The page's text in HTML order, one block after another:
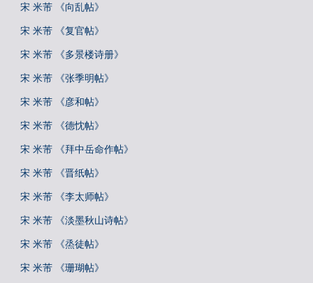
宋 米芾 《向乱帖》
宋 米芾 《复官帖》
宋 米芾 《多景楼诗册》
宋 米芾 《张季明帖》
宋 米芾 《彦和帖》
宋 米芾 《德忱帖》
宋 米芾 《拜中岳命作帖》
宋 米芾 《晋纸帖》
宋 米芾 《李太师帖》
宋 米芾 《淡墨秋山诗帖》
宋 米芾 《烝徒帖》
宋 米芾 《珊瑚帖》